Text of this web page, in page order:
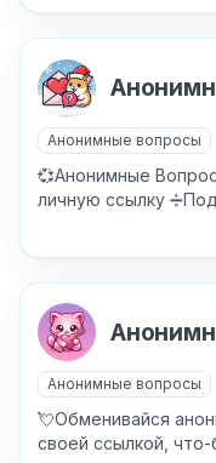
Анонимные вопросы
💞Анонимные
личную ссылку
Анонимные вопросы
💘Обменивайся
своей ссылкой,